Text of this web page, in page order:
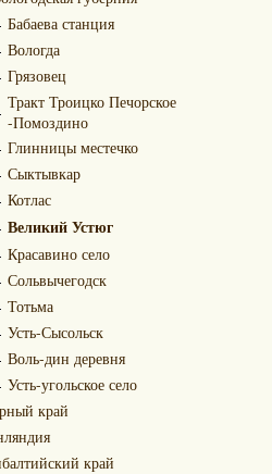
Бабаева станция
Вологда
Грязовец
Тракт Троицко Печорское
-Помоздино
Глинницы местечко
Сыктывкар
Котлас
Великий Устюг
Красавино село
Сольвычегодск
Тотьма
Усть-Сысольск
Воль-дин деревня
Усть-угольское село
край
край